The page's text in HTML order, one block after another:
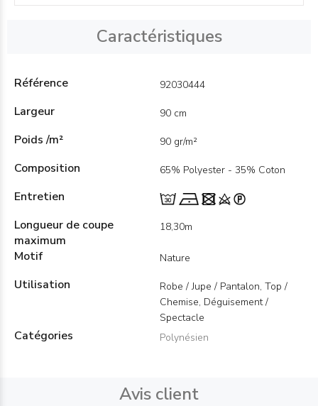
Caractéristiques
Référence 92030444
Largeur 90 cm
Poids /m² 90 gr/m²
Composition 65% Polyester - 35% Coton
Entretien
Longueur de coupe
maximum
18,30m
Motif Nature
Utilisation
Robe / Jupe / Pantalon, Top /
Chemise, Déguisement /
Spectacle
Catégories Polynésien
Avis client